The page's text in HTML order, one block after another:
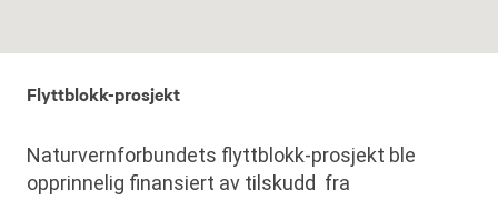
Flyttblokk-prosjekt
Naturvernforbundets flyttblokk-prosjekt ble
opprinnelig finansiert av tilskudd fra